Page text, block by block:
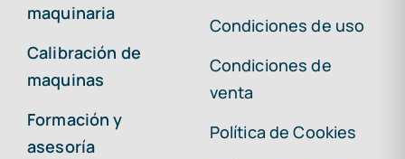
maquinaria
Calibración de
maquinas
Formación y
asesoría
Condiciones de uso
Condiciones de
venta
Política de Cookies